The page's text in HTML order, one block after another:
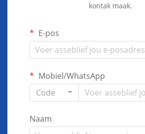
kontak maak.
E-pos
Mobiel/WhatsApp
Code
Naam